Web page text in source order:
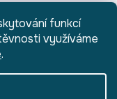
funkcí
využíváme
.